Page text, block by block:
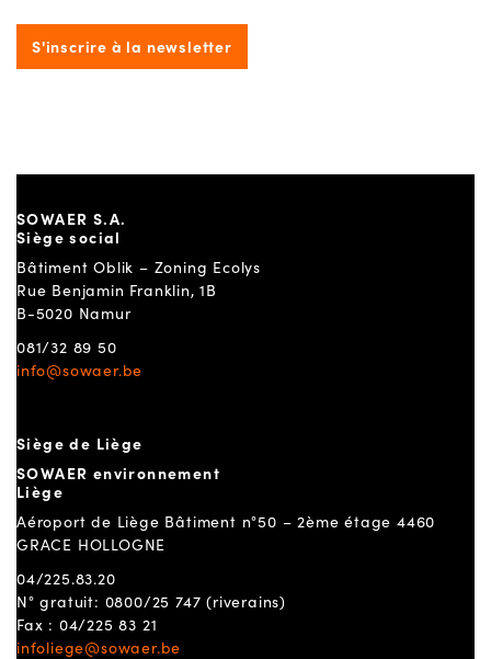
S'inscrire à la newsletter
SOWAER S.A.
Siège social
Bâtiment Oblik – Zoning Ecolys
Rue Benjamin Franklin, 1B
B-5020 Namur
081/32 89 50
info@sowaer.be
Siège de Liège
SOWAER environnement
Liège
Aéroport de Liège Bâtiment n°50 – 2ème étage 4460
GRACE HOLLOGNE
04/225.83.20
N° gratuit: 0800/25 747 (riverains)
Fax : 04/225 83 21
infoliege@sowaer.be